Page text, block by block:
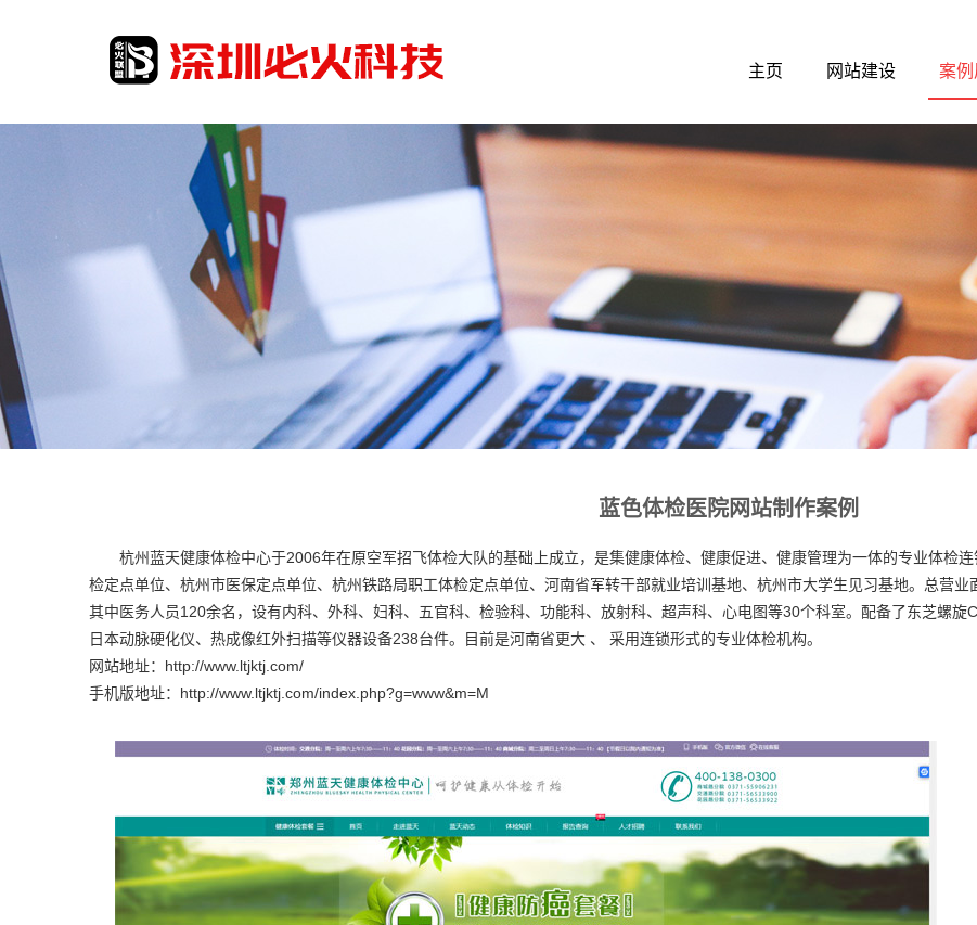
主页 网站建设 案
蓝色体检医院网站制作案例
杭州蓝天健康体检中心于2006年在原空军招飞体检大队的基础上成立，是集健康体检、健康促进、健康管理为一体的专业体检
检定点单位、杭州市医保定点单位、杭州铁路局职工体检定点单位、河南省军转干部就业培训基地、杭州市大学生见习基地。总营
其中医务人员120余名，设有内科、外科、妇科、五官科、检验科、功能科、放射科、超声科、心电图等30个科室。配备了东芝螺旋
日本动脉硬化仪、热成像红外扫描等仪器设备238台件。目前是河南省更大 、 采用连锁形式的专业体检机构。
网站地址：http://www.ltjktj.com/
手机版地址： http://www.ltjktj.com/index.php?g=www&m=M